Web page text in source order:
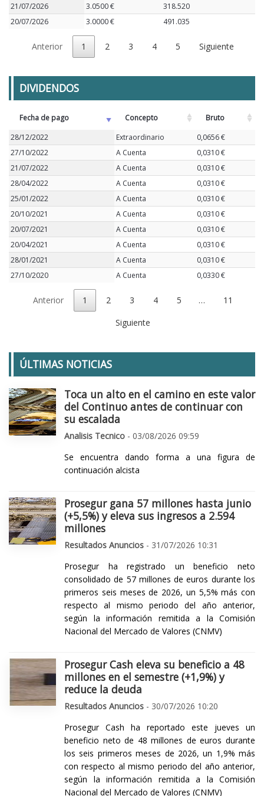
21/07/2026
3.0500 €
318.520
20/07/2026
3.0000 € 491.035
Anterior 1 2 3 4 5 Siguiente
DIVIDENDOS
Fecha de pago Concepto
Bruto
28/12/2022
Extraordinario
0,0656 €
27/10/2022
A Cuenta
0,0310 €
21/07/2022
A Cuenta
0,0310 €
28/04/2022
A Cuenta
0,0310 €
25/01/2022
A Cuenta
0,0310 €
20/10/2021
A Cuenta
0,0310 €
20/07/2021
A Cuenta
0,0310 €
20/04/2021
A Cuenta
0,0310 €
28/01/2021
A Cuenta
0,0310 €
27/10/2020
A Cuenta 0,0330 €
Anterior 1 2 3 4 5 …
11
Siguiente
ÚLTIMAS NOTICIAS
Toca un alto en el camino en este valor
del Continuo antes de continuar con
su escalada
Analisis Tecnico - 03/08/2026 09:59
Se encuentra dando forma a una figura de
continuación alcista
Prosegur gana 57 millones hasta junio
(+5,5%) y eleva sus ingresos a 2.594
millones
Resultados Anuncios - 31/07/2026 10:31
Prosegur ha registrado un beneficio neto
consolidado de 57 millones de euros durante los
primeros seis meses de 2026, un 5,5% más con
respecto al mismo periodo del año anterior,
según la información remitida a la Comisión
Nacional del Mercado de Valores (CNMV)
Prosegur Cash eleva su beneficio a 48
millones en el semestre (+1,9%) y
reduce la deuda
Resultados Anuncios - 30/07/2026 10:20
Prosegur Cash ha reportado este jueves un
beneficio neto de 48 millones de euros durante
los seis primeros meses de 2026, un 1,9% más
con respecto al mismo periodo del año anterior,
según la información remitida a la Comisión
Nacional del Mercado de Valores (CNMV)